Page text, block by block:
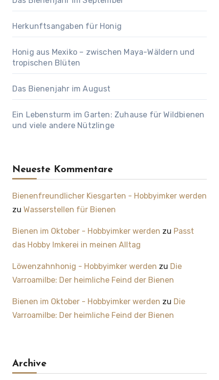
Herkunftsangaben für Honig
Honig aus Mexiko – zwischen Maya-Wäldern und
tropischen Blüten
Das Bienenjahr im August
Ein Lebensturm im Garten: Zuhause für Wildbienen
und viele andere Nützlinge
Neueste Kommentare
Bienenfreundlicher Kiesgarten - Hobbyimker werden
zu Wasserstellen für Bienen
Bienen im Oktober - Hobbyimker werden zu Passt
das Hobby Imkerei in meinen Alltag
Löwenzahnhonig - Hobbyimker werden zu Die
Varroamilbe: Der heimliche Feind der Bienen
Bienen im Oktober - Hobbyimker werden zu Die
Varroamilbe: Der heimliche Feind der Bienen
Archive